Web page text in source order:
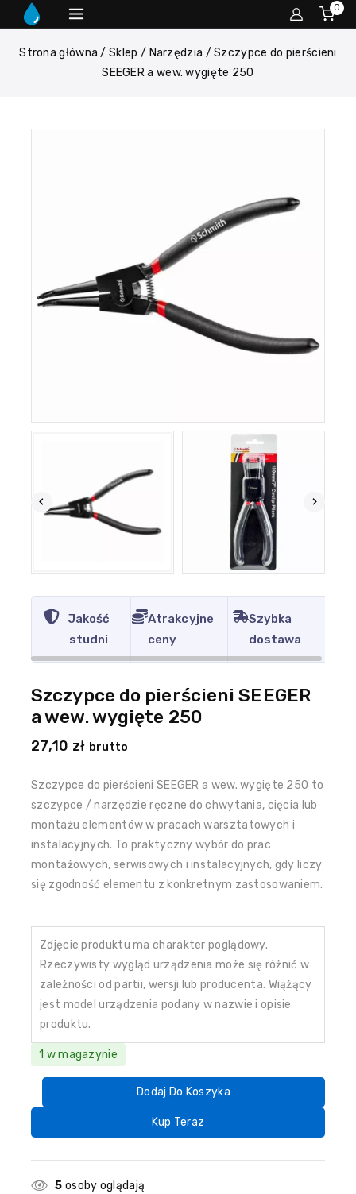
0
Strona główna / Sklep / Narzędzia / Szczypce do pierścieni
SEEGER a wew. wygięte 250
Jakość
studni
Atrakcyjne
ceny
Szybka
dostawa
Szczypce do pierścieni SEEGER
a wew. wygięte 250
27,10 zł brutto
Szczypce do pierścieni SEEGER a wew. wygięte 250 to
szczypce / narzędzie ręczne do chwytania, cięcia lub
montażu elementów w pracach warsztatowych i
instalacyjnych. To praktyczny wybór do prac
montażowych, serwisowych i instalacyjnych, gdy liczy
się zgodność elementu z konkretnym zastosowaniem.
Zdjęcie produktu ma charakter poglądowy.
Rzeczywisty wygląd urządzenia może się różnić w
zależności od partii, wersji lub producenta. Wiążący
jest model urządzenia podany w nazwie i opisie
produktu.
1 w magazynie
Dodaj Do Koszyka
Kup Teraz
5 osoby oglądają